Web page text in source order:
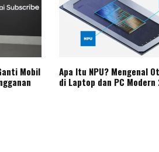
Mobil
Apa Itu NPU? Mengenal
di Laptop dan PC Modern